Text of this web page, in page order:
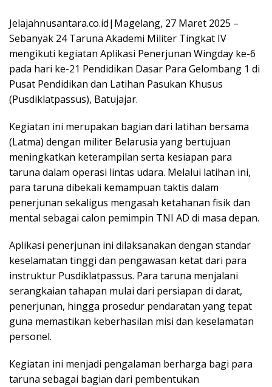
Jelajahnusantara.co.id|Magelang, 27 Maret 2025 –
Sebanyak 24 Taruna Akademi Militer Tingkat IV
mengikuti kegiatan Aplikasi Penerjunan Wingday ke-6
pada hari ke-21 Pendidikan Dasar Para Gelombang 1 di
Pusat Pendidikan dan Latihan Pasukan Khusus
(Pusdiklatpassus), Batujajar.
Kegiatan ini merupakan bagian dari latihan bersama
(Latma) dengan militer Belarusia yang bertujuan
meningkatkan keterampilan serta kesiapan para
taruna dalam operasi lintas udara. Melalui latihan ini,
para taruna dibekali kemampuan taktis dalam
penerjunan sekaligus mengasah ketahanan fisik dan
mental sebagai calon pemimpin TNI AD di masa depan.
Aplikasi penerjunan ini dilaksanakan dengan standar
keselamatan tinggi dan pengawasan ketat dari para
instruktur Pusdiklatpassus. Para taruna menjalani
serangkaian tahapan mulai dari persiapan di darat,
penerjunan, hingga prosedur pendaratan yang tepat
guna memastikan keberhasilan misi dan keselamatan
personel.
Kegiatan ini menjadi pengalaman berharga bagi para
taruna sebagai bagian dari pembentukan